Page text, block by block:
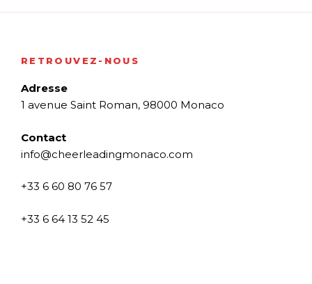
RETROUVEZ-NOUS
Adresse
1 avenue Saint Roman, 98000 Monaco
Contact
info@cheerleadingmonaco.com
+33 6 60 80 76 57
+33 6 64 13 52 45